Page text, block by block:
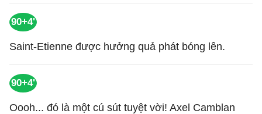
90+4'
Saint-Etienne được hưởng quả phát bóng lên.
90+4'
Oooh... đó là một cú sút tuyệt vời! Axel Camblan